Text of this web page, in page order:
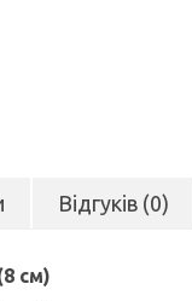
Відгуків (0)
см)